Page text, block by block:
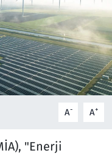
A- A+
"Enerji